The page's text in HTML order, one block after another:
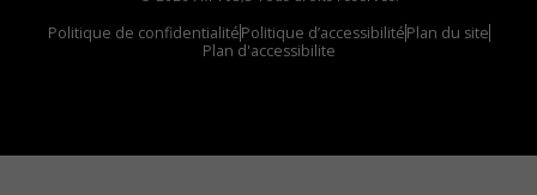
Politique de confidentialitéPolitique d’accessibilitéPlan du site
Plan d'accessibilite